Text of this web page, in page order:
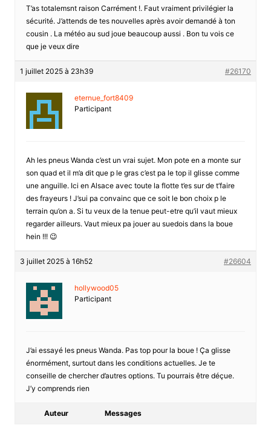
T’as totalemsnt raison Carrément !. Faut vraiment privilégier la
sécurité. J’attends de tes nouvelles après avoir demandé à ton
cousin . La météo au sud joue beaucoup aussi . Bon tu vois ce
que je veux dire
1 juillet 2025 à 23h39 #26170
eternue_fort8409
Participant
Ah les pneus Wanda c’est un vrai sujet. Mon pote en a monte sur
son quad et il m’a dit que p le gras c’est pa le top il glisse comme
une anguille. Ici en Alsace avec toute la flotte t’es sur de t’faire
des frayeurs ! J’sui pa convainc que ce soit le bon choix p le
terrain qu’on a. Si tu veux de la tenue peut-etre qu’il vaut mieux
regarder ailleurs. Vaut mieux pa jouer au suedois dans la boue
hein !!! 😉
3 juillet 2025 à 16h52 #26604
hollywood05
Participant
J’ai essayé les pneus Wanda. Pas top pour la boue ! Ça glisse
énormément, surtout dans les conditions actuelles. Je te
conseille de chercher d’autres options. Tu pourrais être déçue.
J’y comprends rien
Auteur Messages